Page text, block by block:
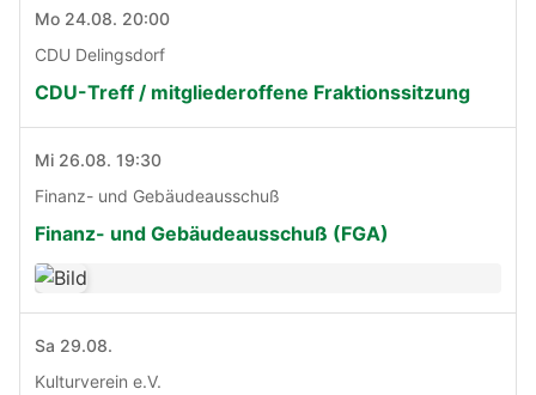
Mo 24.08. 20:00
CDU Delingsdorf
CDU-Treff / mitgliederoffene Fraktionssitzung
Mi 26.08. 19:30
Finanz- und Gebäudeausschuß
Finanz- und Gebäudeausschuß (FGA)
Sa 29.08.
Kulturverein e.V.